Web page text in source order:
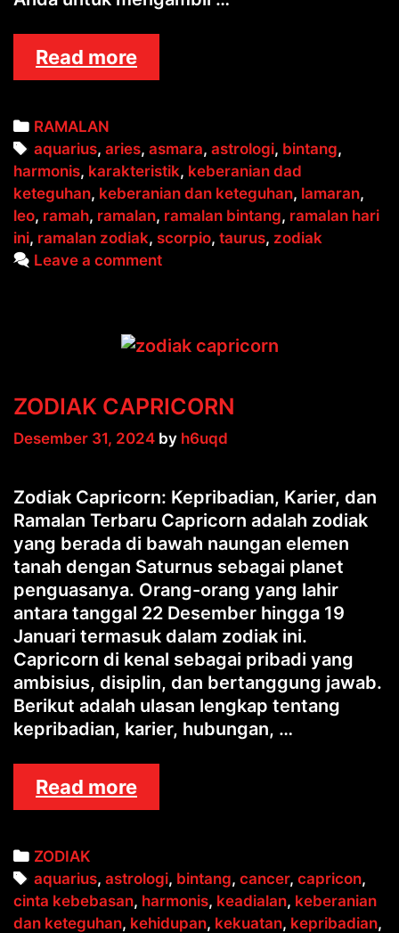
Read moreRAMALAN
ZODIAK
Categories
RAMALAN
Tags
aquarius,aries,asmara,astrologi, bintang,
harmonis, karakteristik, keberanian dad
keteguhan, keberanian dan keteguhan, lamaran,
leo, ramah, ramalan, ramalan bintang, ramalan hari
ini, ramalan zodiak, scorpio, taurus, zodiak
Leave a comment
ZODIAK CAPRICORN
Desember 31, 2024 by h6uqd
Zodiak Capricorn: Kepribadian, Karier, dan
Ramalan Terbaru Capricorn adalah zodiak
yang berada di bawah naungan elemen
tanah dengan Saturnus sebagai planet
penguasanya. Orang-orang yang lahir
antara tanggal 22 Desember hingga 19
Januari termasuk dalam zodiak ini.
Capricorn di kenal sebagai pribadi yang
ambisius, disiplin, dan bertanggung jawab.
Berikut adalah ulasan lengkap tentang
kepribadian, karier, hubungan, …
Read moreZODIAK
CAPRICORN
Categories
ZODIAK
Tags
aquarius,astrologi, bintang,cancer,capricon,
cinta kebebasan, harmonis, keadialan, keberanian
dan keteguhan, kehidupan, kekuatan, kepribadian,